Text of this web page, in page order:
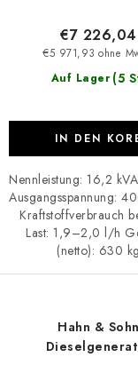
Auf Lager (5
€5 971,93 ohne
€7 226,04
IN DEN
Nennleistung: 16,2
Ausgangsspannung:
Kraftstoffverbrauch
Last: 1,9–2,0 l/h
(netto): 630 kg
Hahn & Sohn